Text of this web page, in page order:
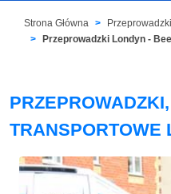
Strona Główna
Przeprowadzki Londyn -
TRANSPORTOWE